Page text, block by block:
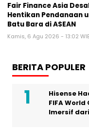
Fair Finance Asia
Hentikan Pendanaan
Batu Bara di ASEAN
Kamis, 6 Agu 2026 - 13:02
BERITA POPULER
Hisense
FIFA
Imersif